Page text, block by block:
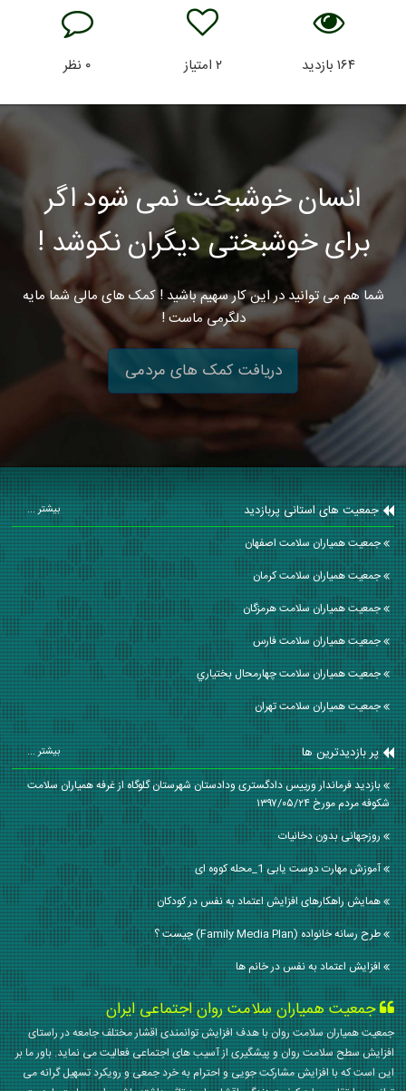
۱۶۴بازدید ۲ امتیاز ۰ نظر
انسان خوشبخت نمی شود اگر
برای خوشبختی دیگران نکوشد !
شما هم می توانید در این کار سهیم باشید ! کمک های مالی شما مایه
دلگرمی ماست !
دریافت کمک های مردمی
جمعیت های استانی پربازدید بیشتر ...
جمعیت همیاران سلامت اصفهان
جمعیت همیاران سلامت كرمان
جمعیت همیاران سلامت هرمزگان
جمعیت همیاران سلامت فارس
جمعیت همیاران سلامت چهارمحال بختياري
جمعیت همیاران سلامت تهران
پر بازدیدترین ها بیشتر ...
بازدید فرماندار ورییس دادگستری ودادستان شهرستان گلوگاه از غرفه همیاران سلامت
شکوفه مردم مورخ ۱۳۹۷/۰۵/۲۴
روزجهانی بدون دخانیات
آموزش مهارت دوست یابی 1_محله کووه ای
همایش راهکارهای افزایش اعتماد به نفس در کودکان
طرح رسانه خانواده (Family Media Plan) چیست ؟
افزایش اعتماد به نفس در خانم ها
جمعیت همیاران سلامت روان اجتماعی ایران
جمعیت همیاران سلامت روان با هدف افزایش توانمندی اقشار مختلف جامعه در راستای
افزایش سطح سلامت روان و پیشگیری از آسیب های اجتماعی فعالیت می نماید. باور ما بر
این است که با افزایش مشارکت جویی و احترام به خرد جمعی و رویکرد تسهیل گرانه می